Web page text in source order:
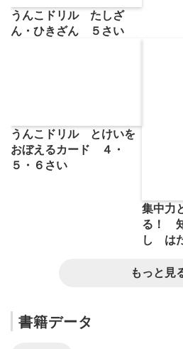
うんこドリル たしざ
ん・ひきざん ５さい
うんこドリル とけいを
おぼえるカード ４・
５・６さい
集中力
る！
し は
もっと見
書籍データ